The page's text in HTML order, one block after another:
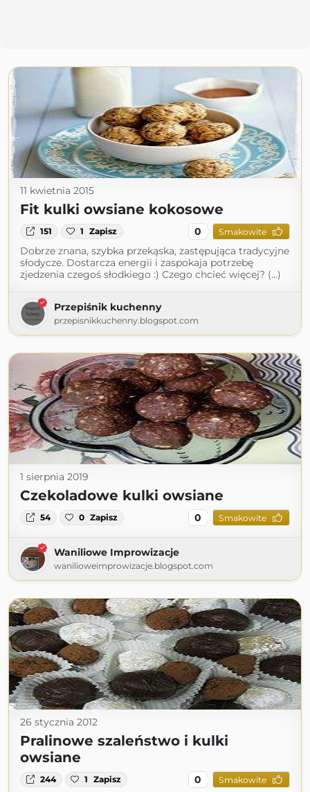
11 kwietnia 2015
Fit kulki owsiane kokosowe
151 1 Zapisz 0 Smakowite
Dobrze znana, szybka przekąska, zastępująca tradycyjne
słodycze. Dostarcza energii i zaspokaja potrzebę
zjedzenia czegoś słodkiego :) Czego chcieć więcej? (...)
Przepiśnik kuchenny
przepisnikkuchenny.blogspot.com
1 sierpnia 2019
Czekoladowe kulki owsiane
54 0 Zapisz 0 Smakowite
Waniliowe Improwizacje
wanilioweimprowizacje.blogspot.com
26 stycznia 2012
Pralinowe szaleństwo i kulki
owsiane
244 1 Zapisz 0 Smakowite